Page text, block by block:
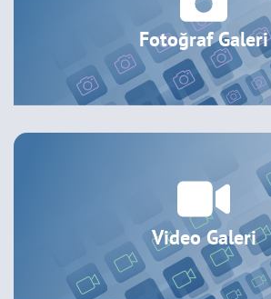
Fotoğraf Galeri
Video Galeri